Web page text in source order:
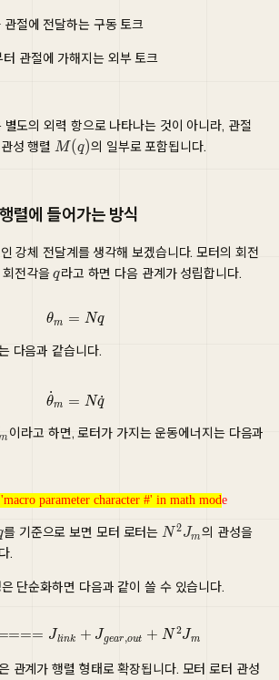
절에 전달하는 구동 토크
관절에 가해지는 외부 토크
도의 외력 항으로 나타나는 것이 아니라, 관절
성 행렬 의 일부로 포함됩니다.
렬에 들어가는 방식
강체 전달계를 생각해 보겠습니다. 모터의 회전
회전각을 라고 하면 다음 관계가 성립합니다.
θ m= Nq
다음과 같습니다.
θ˙ Nq˙
이라고 하면, 로터가 가지는 운동에너지는 다음과
You can't use 'macro parameter character #' in math mode
를 기준으로 보면 모터 로터는
의 관성을
.
단순화하면 다음과 같이 쓸 수 있습니다.
in J ea N 2Jm
관계가 행렬 형태로 확장됩니다. 모터 로터 관성